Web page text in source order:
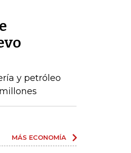
y petróleo
MÁS ECONOMÍA